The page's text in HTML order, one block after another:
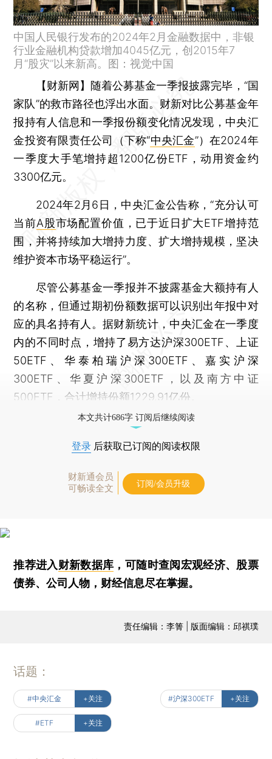
中国人民银行发布的2024年2月金融数据中，非银
行业金融机构贷款增加4045亿元，创2015年7
月“股灾”以来新高。图：视觉中国
【财新网】 随着公募基金一季报披露完毕，“国
家队”的救市路径也浮出水面。财新对比公募基金年
报持有人信息和一季报份额变化情况发现，中央汇
金投资有限责任公司（下称“中央汇金”）在2024年
一季度大手笔增持超1200亿份ETF，动用资金约
3300亿元。
2024年2月6日，中央汇金公告称，“充分认可
当前A股市场配置价值，已于近日扩大ETF增持范
围，并将持续加大增持力度、扩大增持规模，坚决
维护资本市场平稳运行”。
尽管公募基金一季报并不披露基金大额持有人
的名称，但通过期初份额数据可以识别出年报中对
应的具名持有人。据财新统计，中央汇金在一季度
内的不同时点，增持了易方达沪深300ETF、上证
50ETF、华泰柏瑞沪深300ETF、嘉实沪深
300ETF、华夏沪深300ETF，以及南方中证
500ETF，合计增持份额1229.91亿份。
本文共计686字 订阅后继续阅读
登录 后获取已订阅的阅读权限
财新通会员
可畅读全文
订阅/会员升级
推荐进入财新数据库 ，可随时查阅宏观经济、股票
债券、公司人物，财经信息尽在掌握。
责任编辑：李箐 | 版面编辑：邱祺璞
话题：
#中央汇金 +关注 #沪深300ETF +关注
#ETF +关注